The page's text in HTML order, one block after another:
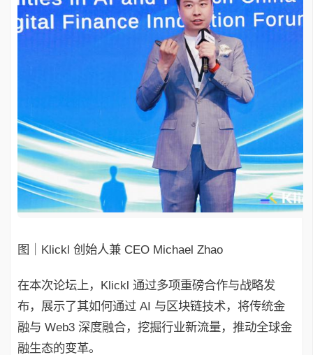
图｜Klickl 创始人兼 CEO Michael Zhao
在本次论坛上，Klickl 通过多项重磅合作与战略发
布，展示了其如何通过 AI 与区块链技术，将传统金
融与 Web3 深度融合，挖掘行业新流量，推动全球金
融生态的变革。